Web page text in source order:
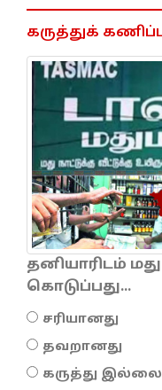
கருத்துக்
தனியாரிடம்
கொடுப்பது...
சரியானது
தவறானது
கருத்து இல்லை